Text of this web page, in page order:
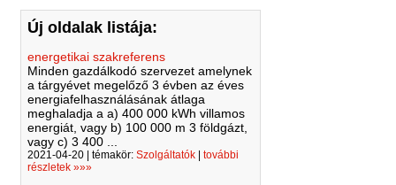
Új oldalak listája:
energetikai szakreferens
Minden gazdálkodó szervezet amelynek
a tárgyévet megelőző 3 évben az éves
energiafelhasználásának átlaga
meghaladja a a) 400 000 kWh villamos
energiát, vagy b) 100 000 m 3 földgázt,
vagy c) 3 400 ...
2021-04-20 | témakör: Szolgáltatók| további
részletek »»»